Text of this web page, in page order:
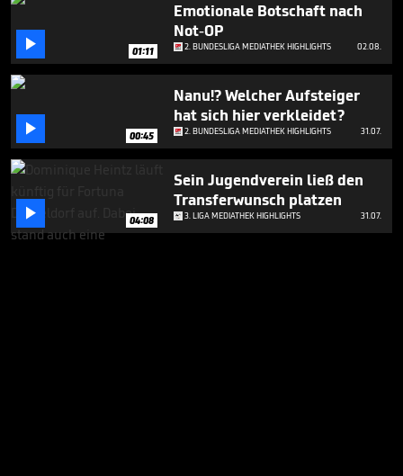
 01:11
Emotionale Botschaft nach
Not-OP
2. BUNDESLIGA MEDIATHEK HIGHLIGHTS 02.08.
 00:45
Nanu!? Welcher Aufsteiger
hat sich hier verkleidet?
2. BUNDESLIGA MEDIATHEK HIGHLIGHTS 31.07.
 04:08
Sein Jugendverein ließ den
Transferwunsch platzen
3. LIGA MEDIATHEK HIGHLIGHTS 31.07.